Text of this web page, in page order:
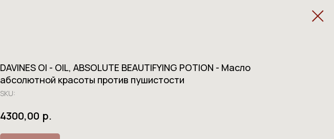
DAVINES OI - OIL, ABSOLUTE BEAUTIFYING POTION - Масло
абсолютной красоты против пушистости
SKU:
4300,00 р.